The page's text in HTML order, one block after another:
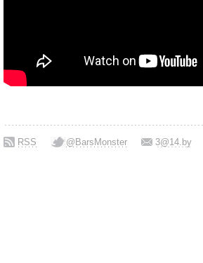
RSS @BarsMonster 3@14.by